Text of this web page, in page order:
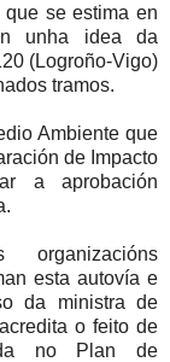
se estima en
unha idea da
(Logroño-Vigo)
tramos.
Ambiente que
de Impacto
a aprobación
organizacións
esta autovía e
da ministra de
o feito de
no Plan de